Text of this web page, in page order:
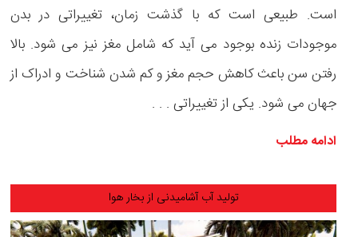
است. طبیعی است که با گذشت زمان، تغییراتی در بدن
موجودات زنده بوجود می آید که شامل مغز نیز می شود. بالا
رفتن سن باعث کاهش حجم مغز و کم شدن شناخت و ادراک از
جهان می شود. یکی از تغییراتی . . .
ادامه مطلب
تولید آب آشامیدنی از بخار هوا